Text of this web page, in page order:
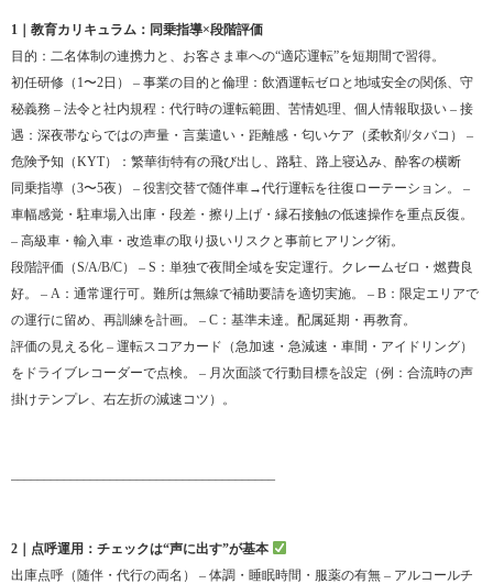
1｜教育カリキュラム：同乗指導×段階評価
目的：二名体制の連携力と、お客さま車への“適応運転”を短期間で習得。
初任研修（1〜2日） – 事業の目的と倫理：飲酒運転ゼロと地域安全の関係、守
秘義務 – 法令と社内規程：代行時の運転範囲、苦情処理、個人情報取扱い – 接
遇：深夜帯ならではの声量・言葉遣い・距離感・匂いケア（柔軟剤/タバコ） –
危険予知（KYT）：繁華街特有の飛び出し、路駐、路上寝込み、酔客の横断
同乗指導（3〜5夜） – 役割交替で随伴車→代行運転を往復ローテーション。 –
車幅感覚・駐車場入出庫・段差・擦り上げ・縁石接触の低速操作を重点反復。
– 高級車・輸入車・改造車の取り扱いリスクと事前ヒアリング術。
段階評価（S/A/B/C） – S：単独で夜間全域を安定運行。クレームゼロ・燃費良
好。 – A：通常運行可。難所は無線で補助要請を適切実施。 – B：限定エリアで
の運行に留め、再訓練を計画。 – C：基準未達。配属延期・再教育。
評価の見える化 – 運転スコアカード（急加速・急減速・車間・アイドリング）
をドライブレコーダーで点検。 – 月次面談で行動目標を設定（例：合流時の声
掛けテンプレ、右左折の減速コツ）。
2｜点呼運用：チェックは“声に出す”が基本
出庫点呼（随伴・代行の両名） – 体調・睡眠時間・服薬の有無 – アルコールチ